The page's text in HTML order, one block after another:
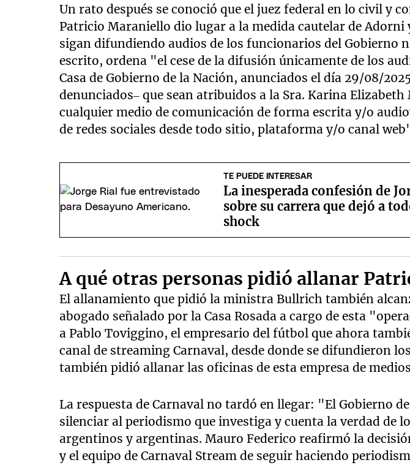
Un rato después se conoció que el juez federal en lo civil y
Patricio Maraniello dio lugar a la medida cautelar de Adorni
sigan difundiendo audios de los funcionarios del Gobierno
escrito, ordena "el cese de la difusión únicamente de los
Casa de Gobierno de la Nación, anunciados el día 29/08/
denunciados– que sean atribuidos a la Sra. Karina Elizabeth
cualquier medio de comunicación de forma escrita y/o
de redes sociales desde todo sitio, plataforma y/o canal
TE PUEDE INTERESAR
La inesperada confesión de
sobre su carrera que dejó a
shock
A qué otras personas pidió allanar
El allanamiento que pidió la ministra Bullrich también
abogado señalado por la Casa Rosada a cargo de esta
a Pablo Toviggino, el empresario del fútbol que ahora
canal de streaming Carnaval, desde donde se difundieron
también pidió allanar las oficinas de esta empresa de
La respuesta de Carnaval no tardó en llegar: "El Gobierno
silenciar al periodismo que investiga y cuenta la verdad de
argentinos y argentinas. Mauro Federico reafirmó la
y el equipo de Carnaval Stream de seguir haciendo